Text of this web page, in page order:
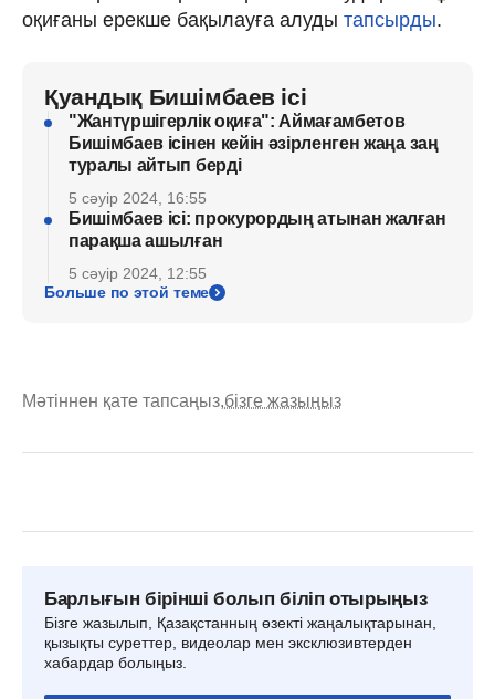
оқиғаны ерекше бақылауға алуды тапсырды.
Қуандық Бишімбаев ісі
"Жантүршігерлік оқиға": Аймағамбетов
Бишімбаев ісінен кейін әзірленген жаңа заң
туралы айтып берді
5 сәуір 2024, 16:55
Бишімбаев ісі: прокурордың атынан жалған
парақша ашылған
5 сәуір 2024, 12:55
Больше по этой теме
Мәтіннен қате тапсаңыз,бізге жазыңыз
Барлығын бірінші болып біліп отырыңыз
Бізге жазылып, Қазақстанның өзекті жаңалықтарынан,
қызықты суреттер, видеолар мен эксклюзивтерден
хабардар болыңыз.